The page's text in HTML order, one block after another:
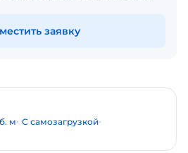
заявку
м С самозагрузкой